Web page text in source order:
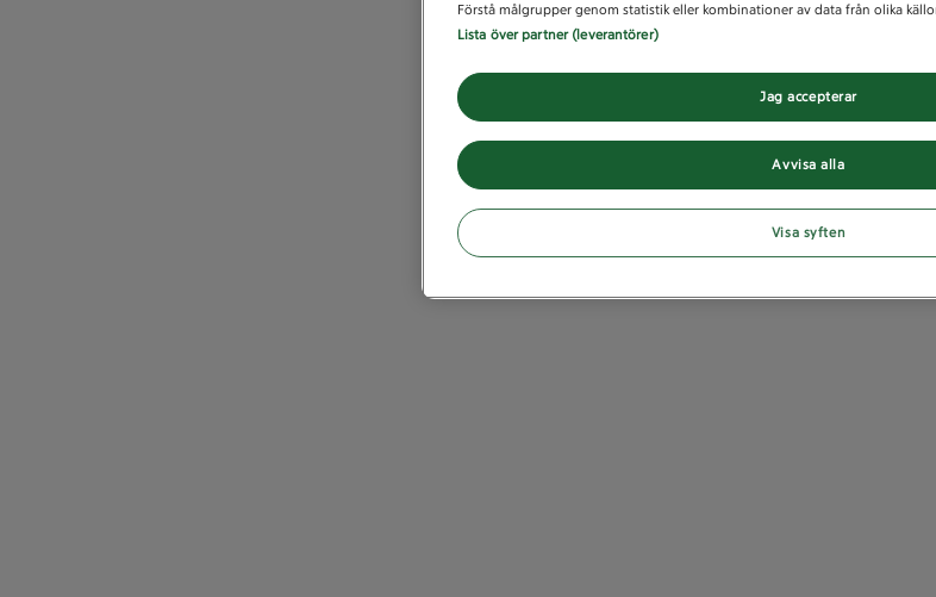
Förstå målgrupper genom statistik eller kombinationer av data från olika
Lista över partner (leverantörer)
Avvisa alla
Jag accepterar
Visa syften